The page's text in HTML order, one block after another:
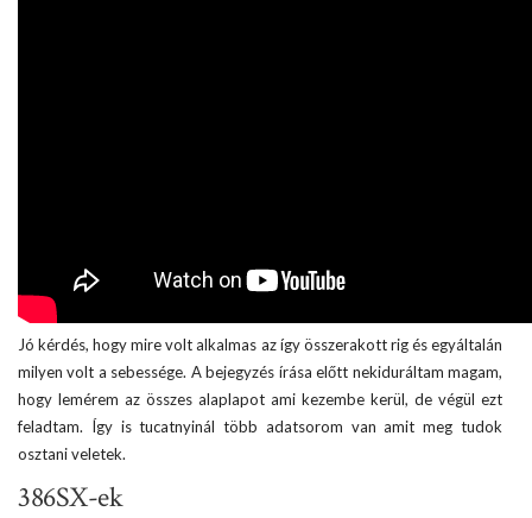
Jó kérdés, hogy mire volt alkalmas az így összerakott rig és egyáltalán
milyen volt a sebessége. A bejegyzés írása előtt nekiduráltam magam,
hogy lemérem az összes alaplapot ami kezembe kerül, de végül ezt
feladtam. Így is tucatnyinál több adatsorom van amit meg tudok
osztani veletek.
386SX-ek